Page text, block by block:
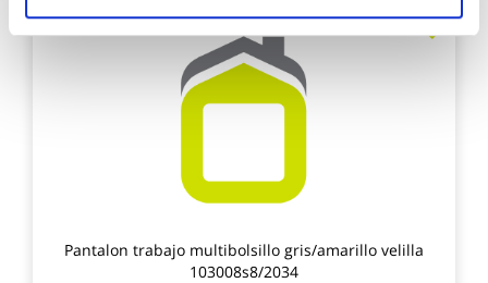
a
Pantalon trabajo multibolsillo gris/amarillo velilla
103008s8/2034